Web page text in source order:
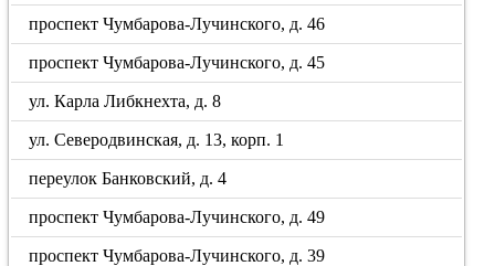
проспект Чумбарова-Лучинского, д. 46
проспект Чумбарова-Лучинского, д. 45
ул. Карла Либкнехта, д. 8
ул. Северодвинская, д. 13, корп. 1
переулок Банковский, д. 4
проспект Чумбарова-Лучинского, д. 49
проспект Чумбарова-Лучинского, д. 39